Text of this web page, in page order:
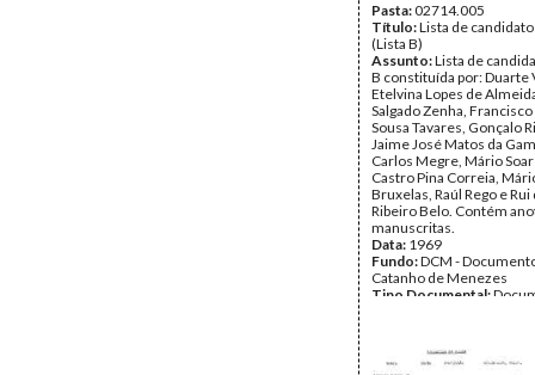
Pasta:02714.005
Título:Lista de
(Lista B)
Assunto:Lista de
B constituída por: Duarte
Etelvina Lopes de
Salgado Zenha,
Sousa Tavares, Gonçalo
Jaime José Matos da
Carlos Megre, Mário
Castro Pina Correia,
Bruxelas, Raúl Rego e
Ribeiro Belo. Contém
manuscritas.
Data: 1969
Fundo:DCM -
Catanho de Menezes
Tipo Documental: